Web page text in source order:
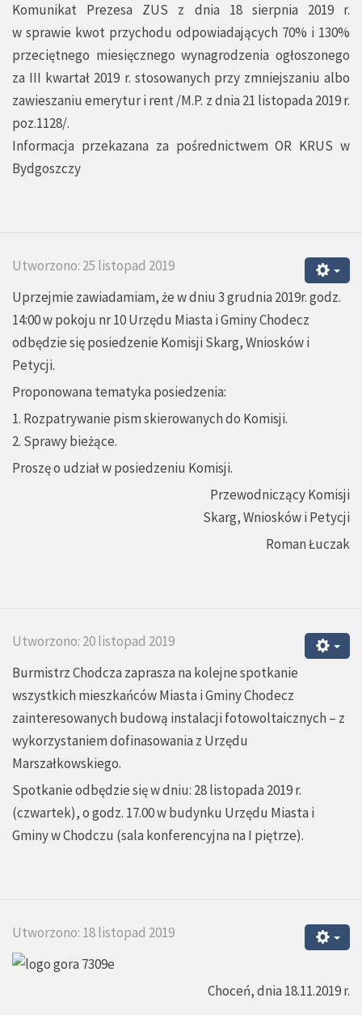
Komunikat Prezesa ZUS z dnia 18 sierpnia 2019 r.
w sprawie kwot przychodu odpowiadających 70% i 130%
przeciętnego miesięcznego wynagrodzenia ogłoszonego
za III kwartał 2019 r. stosowanych przy zmniejszaniu albo
zawieszaniu emerytur i rent /M.P. z dnia 21 listopada 2019 r.
poz.1128/.
Informacja przekazana za pośrednictwem OR KRUS w
Bydgoszczy
Utworzono: 25 listopad 2019
Uprzejmie zawiadamiam, że w dniu 3 grudnia 2019r. godz.
14:00 w pokoju nr 10 Urzędu Miasta i Gminy Chodecz
odbędzie się posiedzenie Komisji Skarg, Wniosków i
Petycji.
Proponowana tematyka posiedzenia:
1. Rozpatrywanie pism skierowanych do Komisji.
2. Sprawy bieżące.
Proszę o udział w posiedzeniu Komisji.
Przewodniczący Komisji
Skarg, Wniosków i Petycji
Roman Łuczak
Utworzono: 20 listopad 2019
Burmistrz Chodcza zaprasza na kolejne spotkanie
wszystkich mieszkańców Miasta i Gminy Chodecz
zainteresowanych budową instalacji fotowoltaicznych – z
wykorzystaniem dofinasowania z Urzędu
Marszałkowskiego.
Spotkanie odbędzie się w dniu: 28 listopada 2019 r.
(czwartek), o godz. 17.00 w budynku Urzędu Miasta i
Gminy w Chodczu (sala konferencyjna na I piętrze).
Utworzono: 18 listopad 2019
Choceń, dnia 18.11.2019 r.